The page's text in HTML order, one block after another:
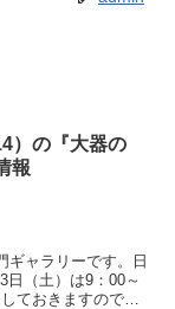
）の『大器の
報
ギャラリーです。日
（土）は9：00～
ておきますので来